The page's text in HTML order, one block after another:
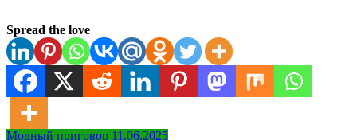
Spread the love
Модный приговор 11.06.2025